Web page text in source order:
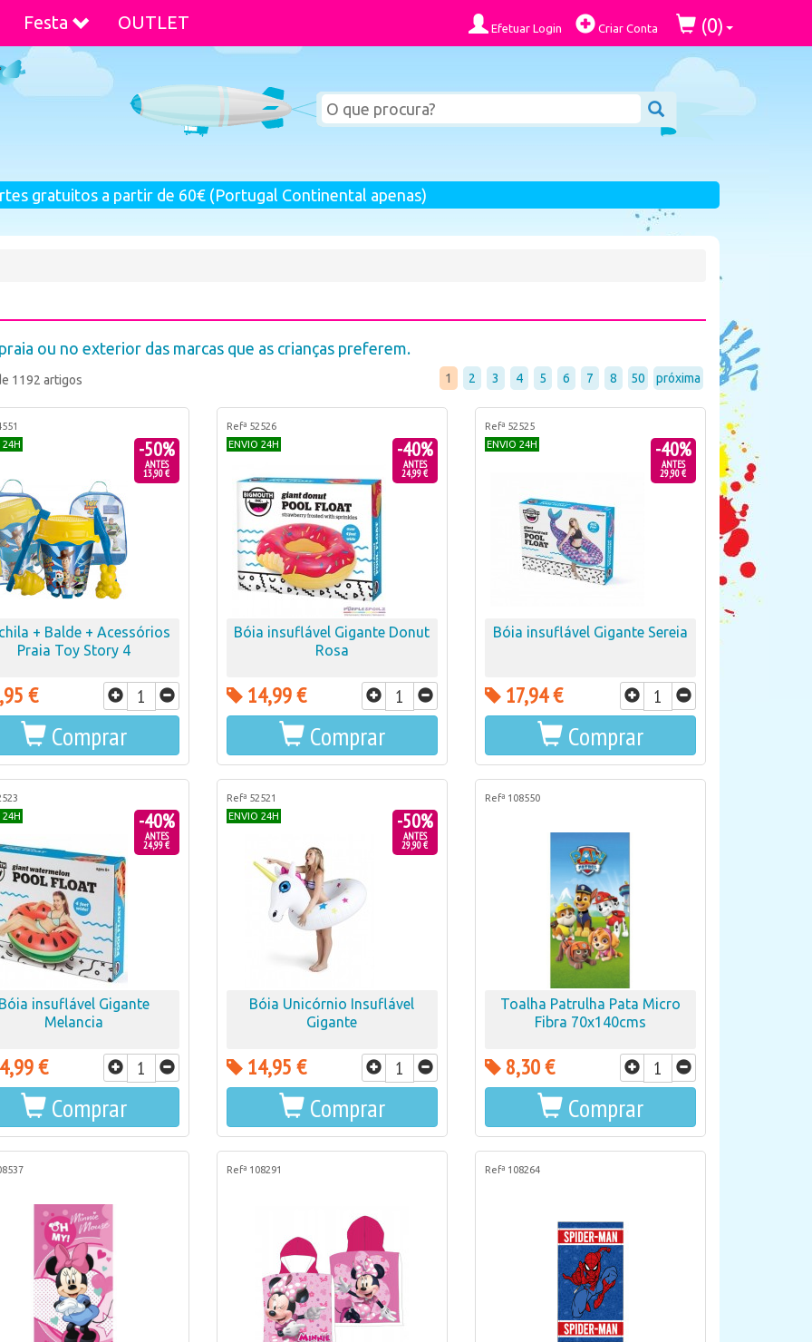
Festa OUTLET Efetuar Login Criar Conta (0)
gratuitos a partir de 60€ (Portugal Continental apenas)
ou no exterior das marcas que as crianças preferem.
1192 artigos 1 2 3 4 5 6 7 8 50 próxima
24H
-50%
ANTES
13,90 €
+ Balde + Acessórios
Praia Toy Story 4
€
Comprar
Refª 52526
ENVIO 24H
-40%
ANTES
24,99 €
Bóia insuflável Gigante Donut
Rosa
14,99 €
Comprar
Refª 52525
ENVIO 24H
-40%
ANTES
29,90 €
Bóia insuflável Gigante Sereia
17,94 €
Comprar
24H
-40%
ANTES
24,99 €
Bóia insuflável Gigante
Melancia
€
Comprar
Refª 52521
ENVIO 24H
-50%
ANTES
29,90 €
Bóia Unicórnio Insuflável
Gigante
14,95 €
Comprar
Refª 108550
Toalha Patrulha Pata Micro
Fibra 70x140cms
8,30 €
Comprar
Refª 108291 Refª 108264